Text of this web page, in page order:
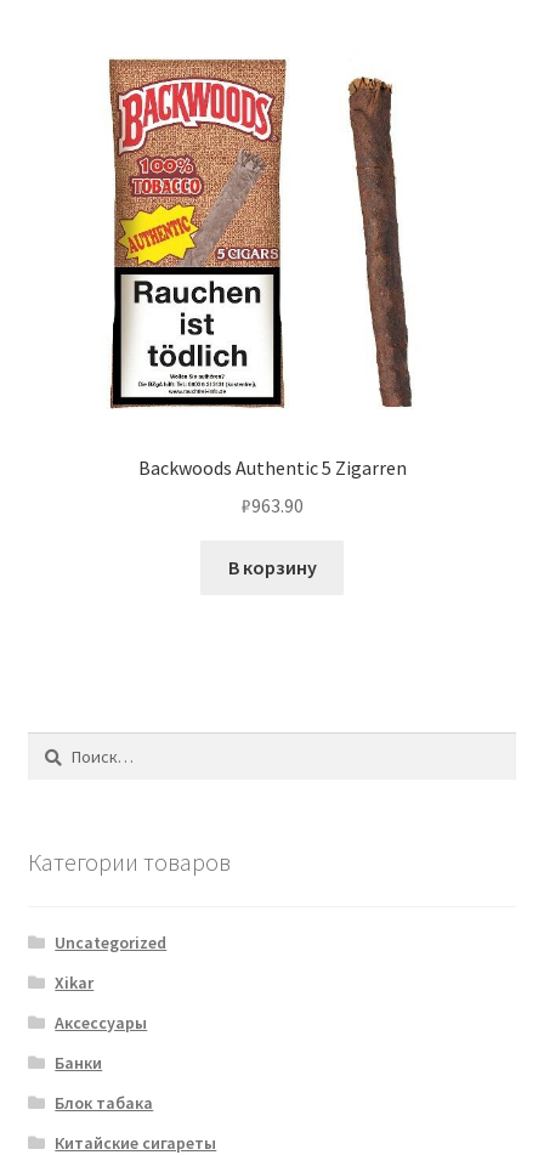
Backwoods Authentic 5 Zigarren
₽963.90
В корзину
Найти:
Категории товаров
Uncategorized
Xikar
Аксессуары
Банки
Блок табака
Китайские сигареты